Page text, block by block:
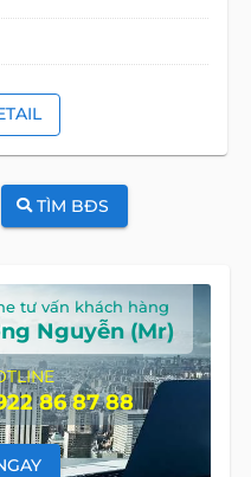
TÌM BĐS
tư vấn khách hàng
Nguyễn (Mr)
86 87 88